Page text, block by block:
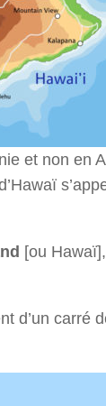
et non en
[ou
d’un carré